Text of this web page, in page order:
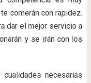
comerán con rapidez.
dar el mejor servicio a
y se irán con los
necesarias